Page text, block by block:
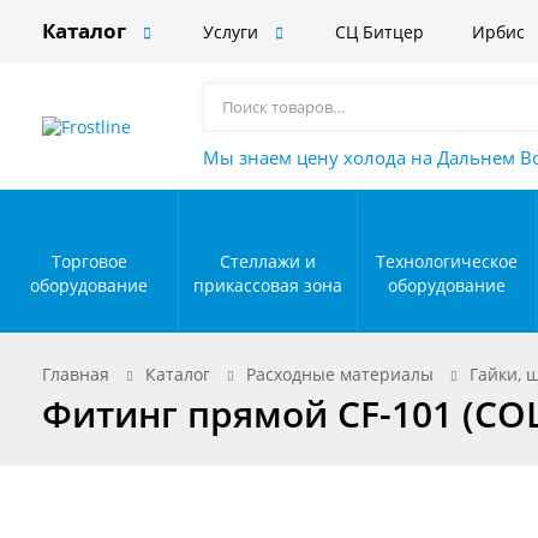
Каталог Услуги СЦ Битцер Ирбис
Мы знаем цену холода на Дальнем
Торговое
оборудование
Стеллажи и
прикассовая зона
Технологическое
оборудование
Главная Каталог Расходные материалы Гайки,
Фитинг прямой CF-101